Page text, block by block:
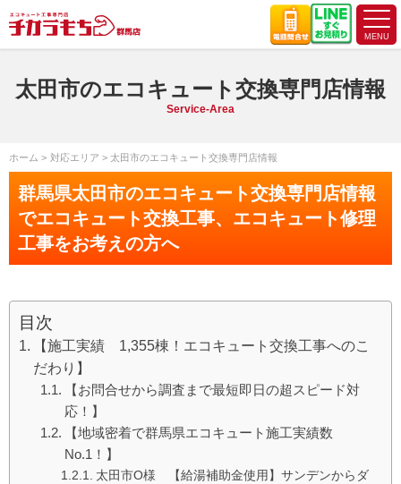
太田市のエコキュート交換専門店情報
Service-Area
ホーム 対応エリア 太田市のエコキュート交換専門店情報
群馬県太田市のエコキュート交換専門店情報
でエコキュート交換工事、エコキュート修理
工事をお考えの方へ
目次
【施工実績 1,355棟！エコキュート交換工事へのこ
だわり】
【お問合せから調査まで最短即日の超スピード対
応！】
【地域密着で群馬県エコキュート施工実績数
No.1！】
太田市O様 【給湯補助金使用】サンデンからダ